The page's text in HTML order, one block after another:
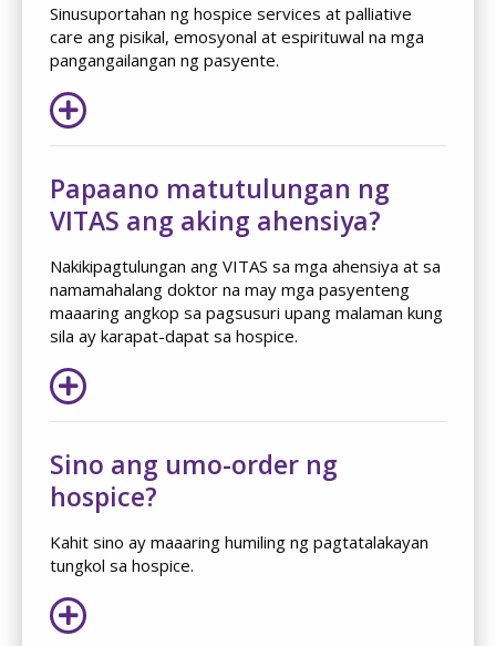
Sinusuportahan ng hospice services at palliative
care ang pisikal, emosyonal at espirituwal na mga
pangangailangan ng pasyente.
Papaano matutulungan ng
VITAS ang aking ahensiya?
Nakikipagtulungan ang VITAS sa mga ahensiya at sa
namamahalang doktor na may mga pasyenteng
maaaring angkop sa pagsusuri upang malaman kung
sila ay karapat-dapat sa hospice.
Sino ang umo-order ng
hospice?
Kahit sino ay maaaring humiling ng pagtatalakayan
tungkol sa hospice.